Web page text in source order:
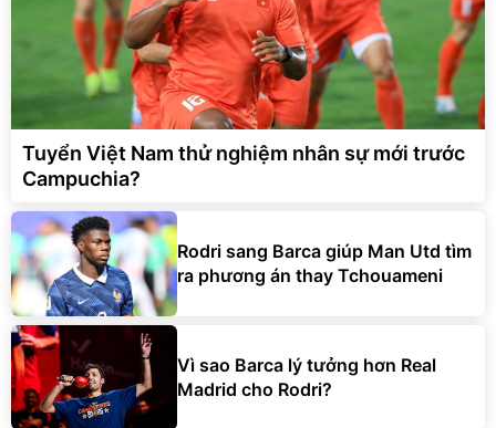
Tuyển Việt Nam thử nghiệm nhân sự mới trước
Campuchia?
Rodri sang Barca giúp Man Utd tìm
ra phương án thay Tchouameni
Vì sao Barca lý tưởng hơn Real
Madrid cho Rodri?